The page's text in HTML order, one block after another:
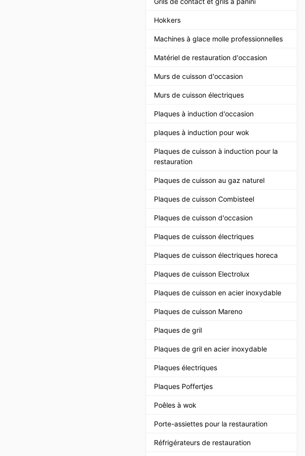
Hokkers
Machines à glace molle professionnelles
Matériel de restauration d'occasion
Murs de cuisson d'occasion
Murs de cuisson électriques
Plaques à induction d'occasion
plaques à induction pour wok
Plaques de cuisson à induction pour la
restauration
Plaques de cuisson au gaz naturel
Plaques de cuisson Combisteel
Plaques de cuisson d'occasion
Plaques de cuisson électriques
Plaques de cuisson électriques horeca
Plaques de cuisson Electrolux
Plaques de cuisson en acier inoxydable
Plaques de cuisson Mareno
Plaques de gril
Plaques de gril en acier inoxydable
Plaques électriques
Plaques Poffertjes
Poêles à wok
Porte-assiettes pour la restauration
Réfrigérateurs de restauration